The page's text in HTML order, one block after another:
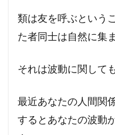
類は友を呼ぶという
た者同士は自然に集
それは波動に関して
最近あなたの人間関
するとあなたの波動